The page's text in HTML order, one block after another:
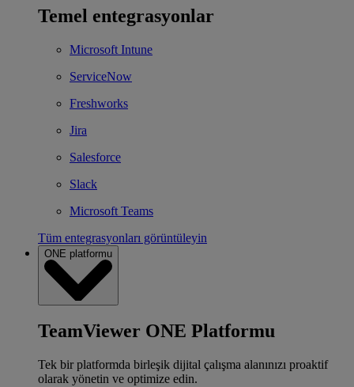
Temel entegrasyonlar
Microsoft Intune
ServiceNow
Freshworks
Jira
Salesforce
Slack
Microsoft Teams
Tüm entegrasyonları görüntüleyin
ONE platformu
TeamViewer ONE Platformu
Tek bir platformda birleşik dijital çalışma alanınızı proaktif
olarak yönetin ve optimize edin.